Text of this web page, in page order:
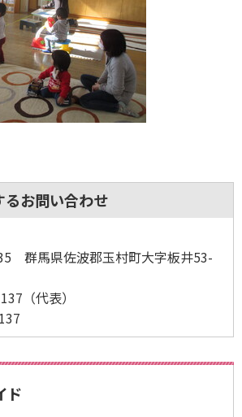
るお問い合わせ
群馬県佐波郡玉村町大字板井53-
（代表）
ド